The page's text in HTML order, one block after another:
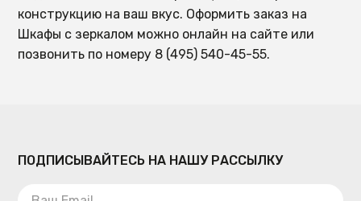
конструкцию на ваш вкус. Оформить заказ на
Шкафы с зеркалом можно онлайн на сайте или
позвонить по номеру 8 (495) 540-45-55.
ПОДПИСЫВАЙТЕСЬ НА НАШУ РАССЫЛКУ